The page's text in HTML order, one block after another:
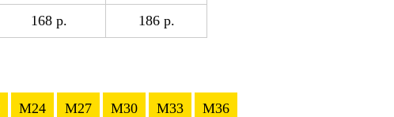
168 р. 186 р.
M24 M27 M30 M33 M36